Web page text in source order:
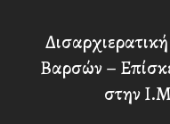
Βαρσών –
στην